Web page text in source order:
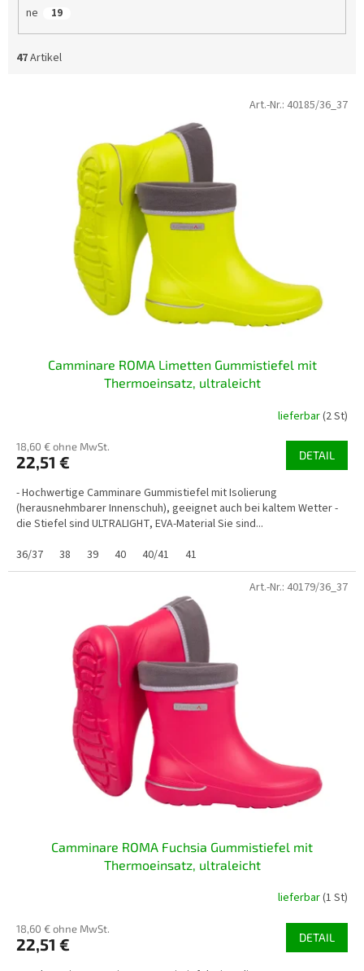
ne 19
47Artikel
Camminare ROMA Limetten Gummistiefel mit
Thermoeinsatz, ultraleicht
lieferbar(2 St)
18,60 € ohne MwSt.
22,51 € DETAIL
- Hochwertige Camminare Gummistiefel mit Isolierung
(herausnehmbarer Innenschuh), geeignet auch bei kaltem Wetter -
die Stiefel sind ULTRALIGHT, EVA-Material Sie sind...
36/37
38 39 40 40/41 41
Art.-Nr.: 40185/36_37
Camminare ROMA Fuchsia Gummistiefel mit
Thermoeinsatz, ultraleicht
lieferbar(1 St)
18,60 € ohne MwSt.
22,51 € DETAIL
Art.-Nr.: 40179/36_37